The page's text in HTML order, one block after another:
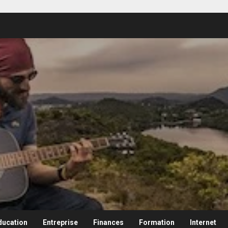
Entreprise Finances Formation Internet